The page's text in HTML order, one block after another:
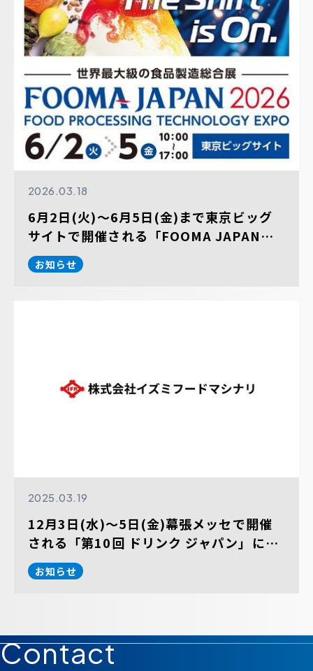
2026.03.18
6月2日(火)～6月5日(金)まで東京ビッグ
サイトで開催される「FOOMA JAPAN
2026 国際食品工業展」に出展します。
お知らせ
2025.03.19
12月3日(水)～5日(金)幕張メッセで開催
される「第10回 ドリンク ジャパン」に出
展します。
お知らせ
Contact